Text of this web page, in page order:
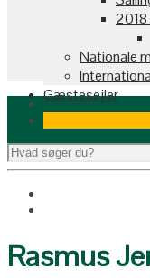
2018
Nationale
Gæstesejler
Rasmus